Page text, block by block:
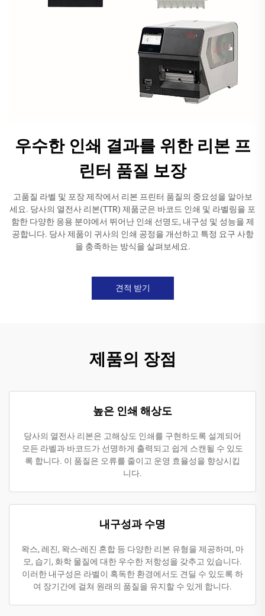
우수한 인쇄 결과를 위한 리본 프
린터 품질 보장
고품질 라벨 및 포장 제작에서 리본 프린터 품질의 중요성을 알아보
세요. 당사의 열전사 리본(TTR) 제품군은 바코드 인쇄 및 라벨링을 포
함한 다양한 응용 분야에서 뛰어난 인쇄 선명도, 내구성 및 성능을 제
공합니다. 당사 제품이 귀사의 인쇄 공정을 개선하고 특정 요구 사항
을 충족하는 방식을 살펴보세요.
견적 받기
제품의 장점
높은 인쇄 해상도
당사의 열전사 리본은 고해상도 인쇄를 구현하도록 설계되어
모든 라벨과 바코드가 선명하게 출력되고 쉽게 스캔될 수 있도
록 합니다. 이 품질은 오류를 줄이고 운영 효율성을 향상시킵
니다.
내구성과 수명
왁스, 레진, 왁스-레진 혼합 등 다양한 리본 유형을 제공하며, 마
모, 습기, 화학 물질에 대한 우수한 저항성을 갖추고 있습니다.
이러한 내구성은 라벨이 혹독한 환경에서도 견딜 수 있도록 하
여 장기간에 걸쳐 원래의 품질을 유지할 수 있게 합니다.